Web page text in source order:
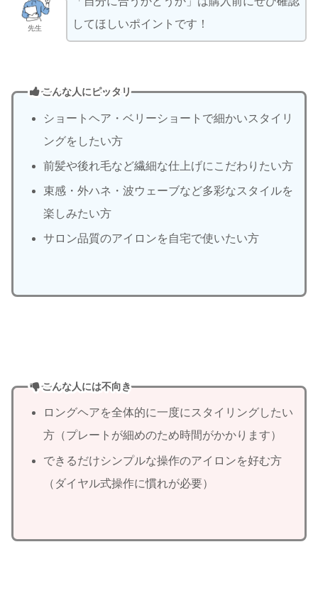
先生
してほしいポイントです！
こんな人にピッタリ
ショートヘア・ベリーショートで細かいスタイリ
ングをしたい方
前髪や後れ毛など繊細な仕上げにこだわりたい方
束感・外ハネ・波ウェーブなど多彩なスタイルを
楽しみたい方
サロン品質のアイロンを自宅で使いたい方
こんな人には不向き
ロングヘアを全体的に一度にスタイリングしたい
方（プレートが細めのため時間がかかります）
できるだけシンプルな操作のアイロンを好む方
（ダイヤル式操作に慣れが必要）